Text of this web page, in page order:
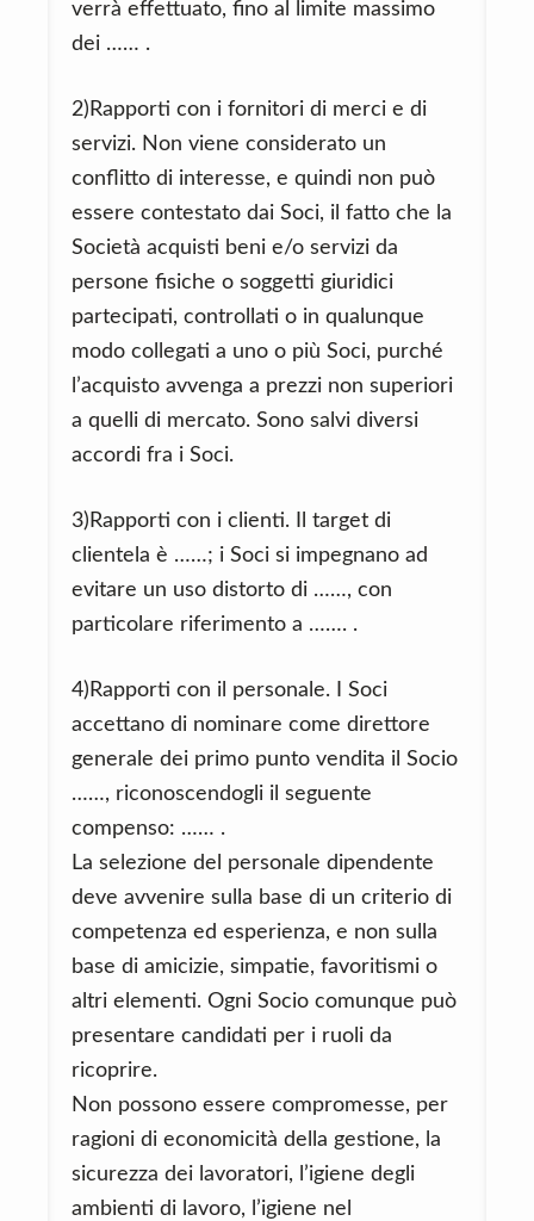
verrà effettuato, fino al limite massimo
dei …… .
2)Rapporti con i fornitori di merci e di
servizi. Non viene considerato un
conflitto di interesse, e quindi non può
essere contestato dai Soci, il fatto che la
Società acquisti beni e/o servizi da
persone fisiche o soggetti giuridici
partecipati, controllati o in qualunque
modo collegati a uno o più Soci, purché
l’acquisto avvenga a prezzi non superiori
a quelli di mercato. Sono salvi diversi
accordi fra i Soci.
3)Rapporti con i clienti. Il target di
clientela è ……; i Soci si impegnano ad
evitare un uso distorto di ……, con
particolare riferimento a ……. .
4)Rapporti con il personale. I Soci
accettano di nominare come direttore
generale dei primo punto vendita il Socio
……, riconoscendogli il seguente
compenso: …… .
La selezione del personale dipendente
deve avvenire sulla base di un criterio di
competenza ed esperienza, e non sulla
base di amicizie, simpatie, favoritismi o
altri elementi. Ogni Socio comunque può
presentare candidati per i ruoli da
ricoprire.
Non possono essere compromesse, per
ragioni di economicità della gestione, la
sicurezza dei lavoratori, l’igiene degli
ambienti di lavoro, l’igiene nel